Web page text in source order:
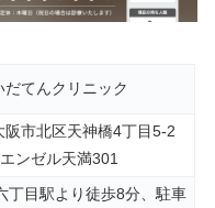
だてんクリニック
阪市北区天神橋4丁目5-2
エンゼル天満301
丁目駅より徒歩8分、駐車